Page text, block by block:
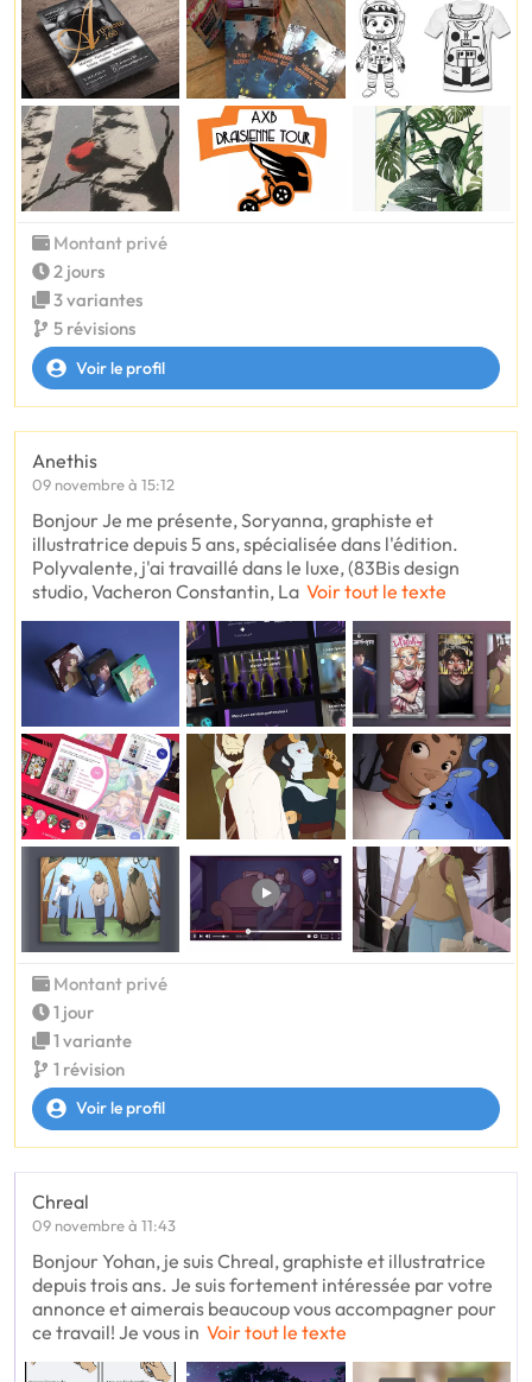
Montant privé
2 jours
3 variantes
5 révisions
Voir le profil
Anethis
09 novembre à 15:12
Bonjour Je me présente, Soryanna, graphiste et
illustratrice depuis 5 ans, spécialisée dans l'édition.
Polyvalente, j'ai travaillé dans le luxe, (83Bis design
studio, Vacheron Constantin, La Voir tout le texte
Montant privé
1 jour
1 variante
1 révision
Voir le profil
Chreal
09 novembre à 11:43
Bonjour Yohan, je suis Chreal, graphiste et illustratrice
depuis trois ans. Je suis fortement intéressée par votre
annonce et aimerais beaucoup vous accompagner pour
ce travail! Je vous in Voir tout le texte